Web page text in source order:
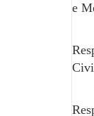
e
o seu seguro
pensado: “Isto está